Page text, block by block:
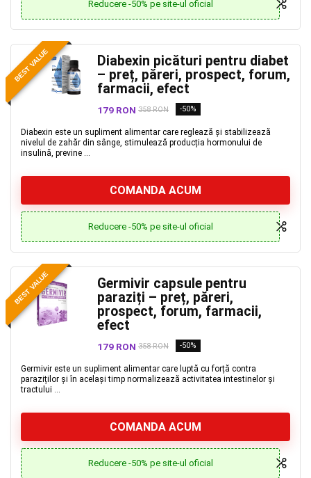
Reducere -50% pe site-ul oficial
BEST VALUE
Diabexin picături pentru diabet
– preț, păreri, prospect, forum,
farmacii, efect
179 RON 358 RON -50%
Diabexin este un supliment alimentar care reglează și stabilizează
nivelul de zahăr din sânge, stimulează producția hormonului de
insulină, previne ...
COMANDA ACUM
Reducere -50% pe site-ul oficial
BEST VALUE
Germivir capsule pentru
paraziți – preț, păreri,
prospect, forum, farmacii,
efect
179 RON 358 RON -50%
Germivir este un supliment alimentar care luptă cu forță contra
paraziților și în același timp normalizează activitatea intestinelor și
tractului ...
COMANDA ACUM
Reducere -50% pe site-ul oficial